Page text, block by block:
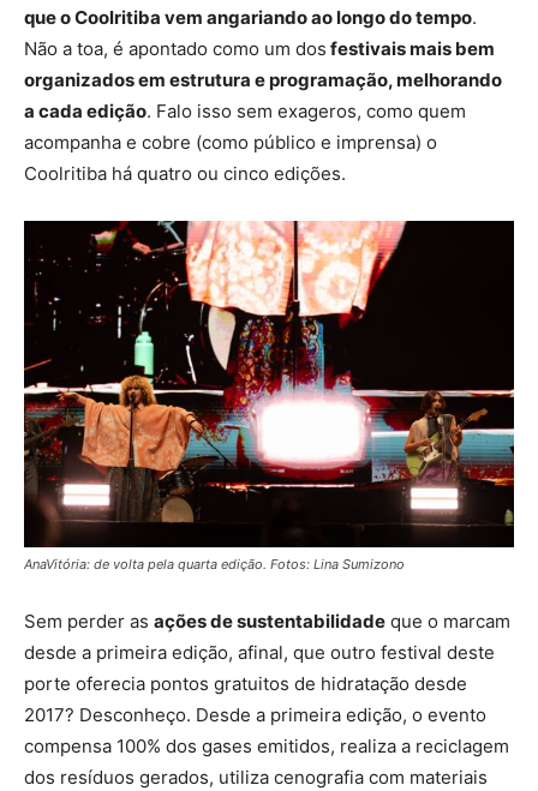
que o Coolritiba vem angariando ao longo do tempo.
Não a toa, é apontado como um dos festivais mais bem
organizados em estrutura e programação, melhorando
a cada edição. Falo isso sem exageros, como quem
acompanha e cobre (como público e imprensa) o
Coolritiba há quatro ou cinco edições.
AnaVitória: de volta pela quarta edição. Fotos: Lina Sumizono
Sem perder as ações de sustentabilidade que o marcam
desde a primeira edição, afinal, que outro festival deste
porte oferecia pontos gratuitos de hidratação desde
2017? Desconheço. Desde a primeira edição, o evento
compensa 100% dos gases emitidos, realiza a reciclagem
dos resíduos gerados, utiliza cenografia com materiais